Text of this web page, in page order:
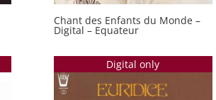
Chant des Enfants du Monde –
Digital – Equateur
Digital only